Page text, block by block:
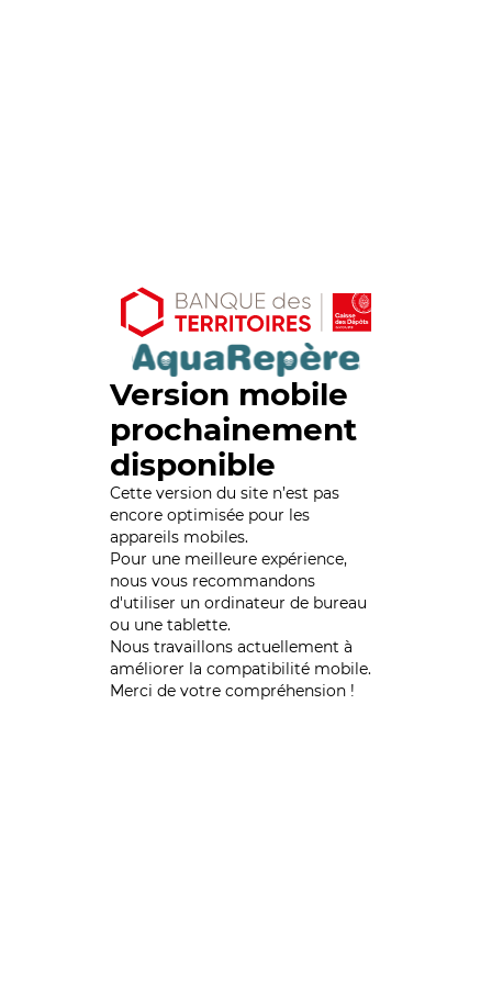
Version mobile
prochainement
disponible
Cette version du site n’est pas
encore optimisée pour les
appareils mobiles.
Pour une meilleure expérience,
nous vous recommandons
d'utiliser un ordinateur de bureau
ou une tablette.
Nous travaillons actuellement à
améliorer la compatibilité mobile.
Merci de votre compréhension !